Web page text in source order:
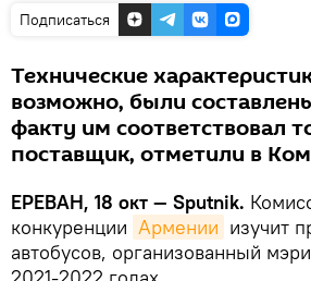
Подписаться
Технические
возможно, были
факту им соответствовал
поставщик, отметили в
ЕРЕВАН, 18 окт — Sputnik.
конкуренции Армении изучит
автобусов, организованный